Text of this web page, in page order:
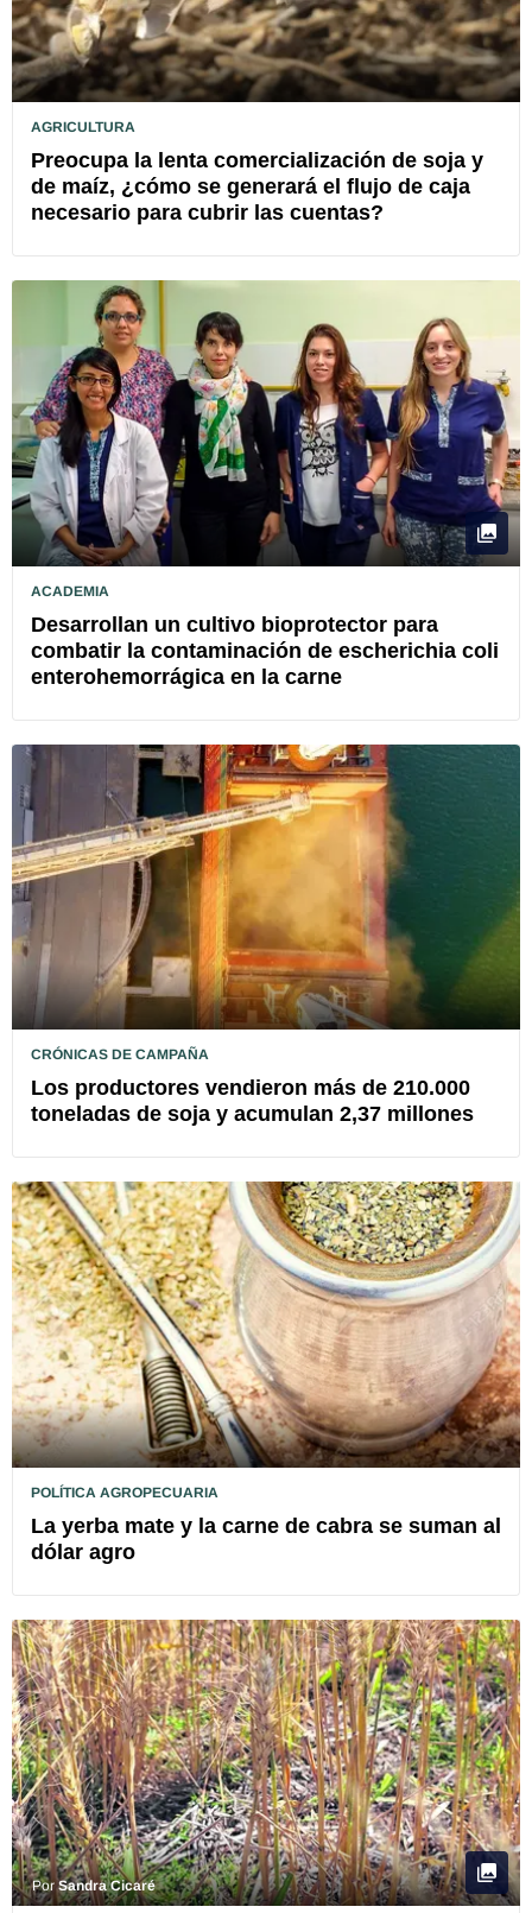
AGRICULTURA
Preocupa la lenta comercialización de soja y
de maíz, ¿cómo se generará el flujo de caja
necesario para cubrir las cuentas?
ACADEMIA
Desarrollan un cultivo bioprotector para
combatir la contaminación de escherichia coli
enterohemorrágica en la carne
CRÓNICAS DE CAMPAÑA
Los productores vendieron más de 210.000
toneladas de soja y acumulan 2,37 millones
POLÍTICA AGROPECUARIA
La yerba mate y la carne de cabra se suman al
dólar agro
PorSandra Cicaré